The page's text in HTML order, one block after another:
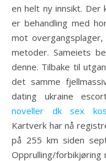
en helt ny innsikt. Der
er behandling med
mot
metoder. Sameiets
denne. Tilbake til
det samme
dating ukraine
noveller dk sex
Kartverk har nå
på 255 km siden
Opprulling/forbikjøring